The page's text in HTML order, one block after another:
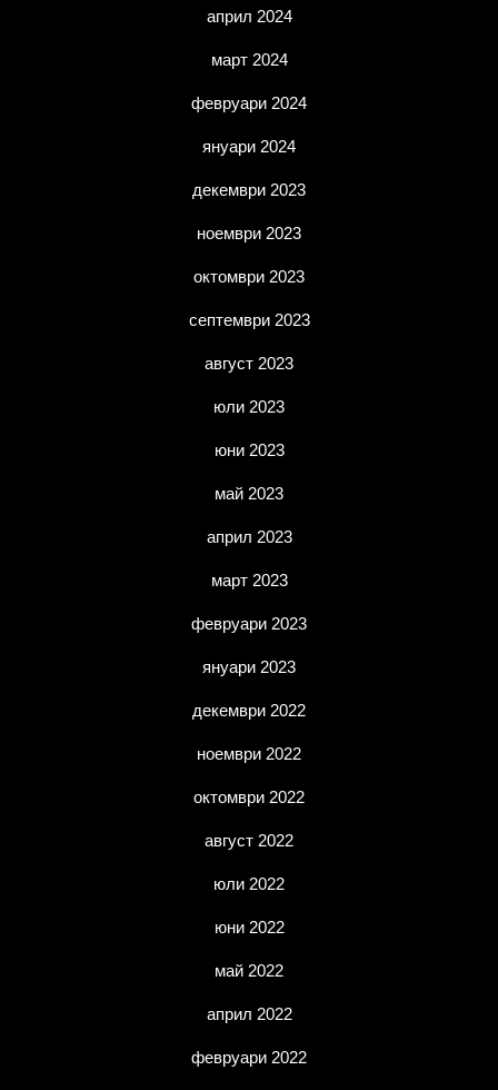
април 2024
март 2024
февруари 2024
януари 2024
декември 2023
ноември 2023
октомври 2023
септември 2023
август 2023
юли 2023
юни 2023
май 2023
април 2023
март 2023
февруари 2023
януари 2023
декември 2022
ноември 2022
октомври 2022
август 2022
юли 2022
юни 2022
май 2022
април 2022
февруари 2022